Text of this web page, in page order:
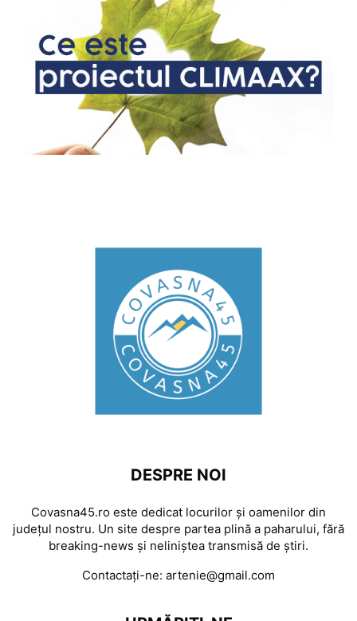
DESPRE NOI
Covasna45.ro este dedicat locurilor și oamenilor din
județul nostru. Un site despre partea plină a paharului, fără
breaking-news și neliniștea transmisă de știri.
Contactați-ne: artenie@gmail.com